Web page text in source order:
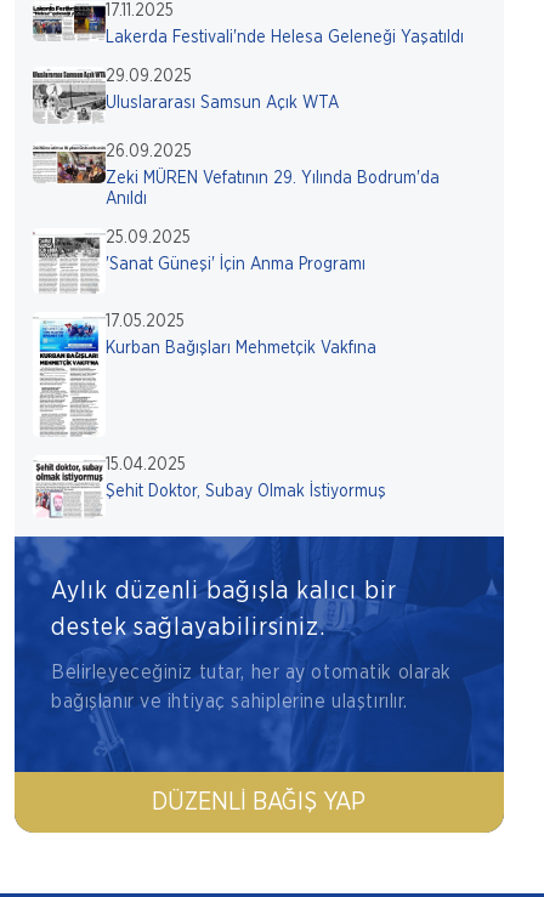
17.11.2025
Lakerda Festivali'nde Helesa Geleneği Yaşatıldı
29.09.2025
Uluslararası Samsun Açık WTA
26.09.2025
Zeki MÜREN Vefatının 29. Yılında Bodrum'da
Anıldı
25.09.2025
'Sanat Güneşi' İçin Anma Programı
17.05.2025
Kurban Bağışları Mehmetçik Vakfına
15.04.2025
Şehit Doktor, Subay Olmak İstiyormuş
Aylık düzenli bağışla kalıcı bir
destek sağlayabilirsiniz.
Belirleyeceğiniz tutar, her ay otomatik olarak
bağışlanır ve ihtiyaç sahiplerine ulaştırılır.
DÜZENLI BAĞIŞ YAP